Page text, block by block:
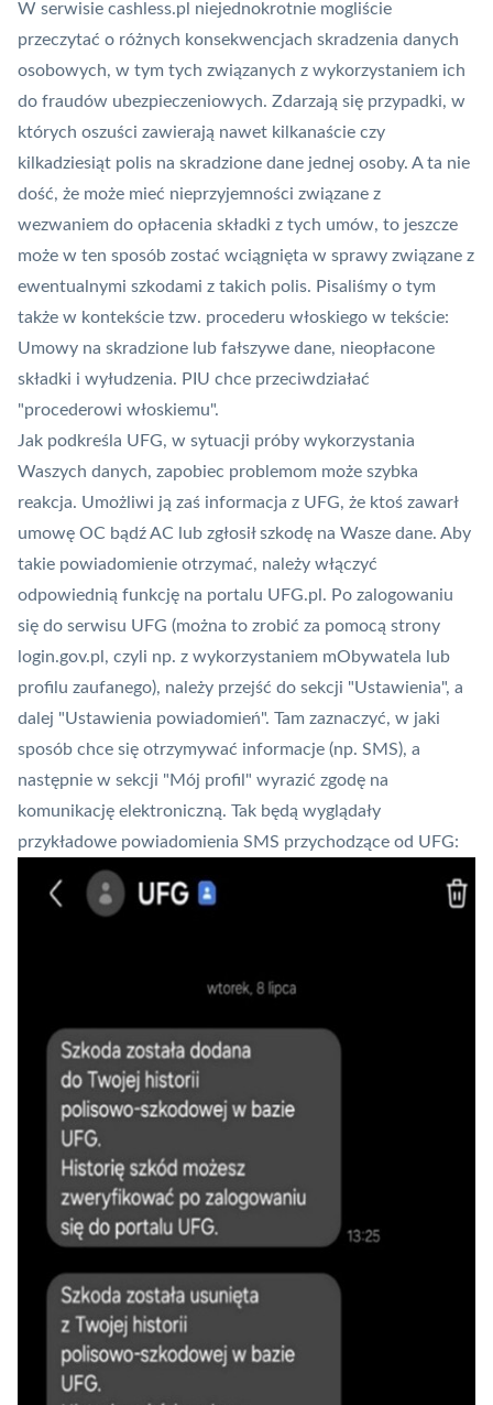
W serwisie cashless.pl niejednokrotnie mogliście
przeczytać o różnych konsekwencjach skradzenia danych
osobowych, w tym tych związanych z wykorzystaniem ich
do fraudów ubezpieczeniowych. Zdarzają się przypadki, w
których oszuści zawierają nawet kilkanaście czy
kilkadziesiąt polis na skradzione dane jednej osoby. A ta nie
dość, że może mieć nieprzyjemności związane z
wezwaniem do opłacenia składki z tych umów, to jeszcze
może w ten sposób zostać wciągnięta w sprawy związane z
ewentualnymi szkodami z takich polis. Pisaliśmy o tym
także w kontekście tzw. procederu włoskiego w tekście:
Umowy na skradzione lub fałszywe dane, nieopłacone
składki i wyłudzenia. PIU chce przeciwdziałać
"procederowi włoskiemu".
Jak podkreśla UFG, w sytuacji próby wykorzystania
Waszych danych, zapobiec problemom może szybka
reakcja. Umożliwi ją zaś informacja z UFG, że ktoś zawarł
umowę OC bądź AC lub zgłosił szkodę na Wasze dane. Aby
takie powiadomienie otrzymać, należy włączyć
odpowiednią funkcję na portalu UFG.pl. Po zalogowaniu
się do serwisu UFG (można to zrobić za pomocą strony
login.gov.pl, czyli np. z wykorzystaniem mObywatela lub
profilu zaufanego), należy przejść do sekcji "Ustawienia", a
dalej "Ustawienia powiadomień". Tam zaznaczyć, w jaki
sposób chce się otrzymywać informacje (np. SMS), a
następnie w sekcji "Mój profil" wyrazić zgodę na
komunikację elektroniczną. Tak będą wyglądały
przykładowe powiadomienia SMS przychodzące od UFG: